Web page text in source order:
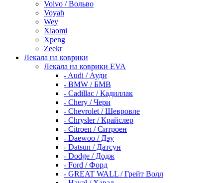
Volvo / Вольво
Voyah
Wey
Xiaomi
Xpeng
Zeekr
Лекала на коврики
Лекала на коврики EVA
- Audi / Ауди
- BMW / БМВ
- Cadillac / Кадиллак
- Chery / Чери
- Chevrolet / Шевровле
- Chrysler / Крайслер
- Citroen / Ситроен
- Daewoo / Дэу
- Datsun / Датсун
- Dodge / Додж
- Ford / Форд
- GREAT WALL / Грейт Волл